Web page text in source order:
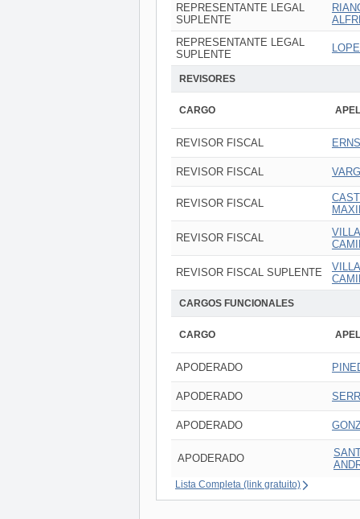
REPRESENTANTE LEGAL
SUPLENTE
REPRESENTANTE LEGAL
SUPLENTE
REVISORES
CARGO
REVISOR FISCAL
REVISOR FISCAL
REVISOR FISCAL
REVISOR FISCAL
REVISOR FISCAL SUPLENTE
CARGOS FUNCIONALES
CARGO
APODERADO
APODERADO
APODERADO
APODERADO
Lista Completa (link gratuito)